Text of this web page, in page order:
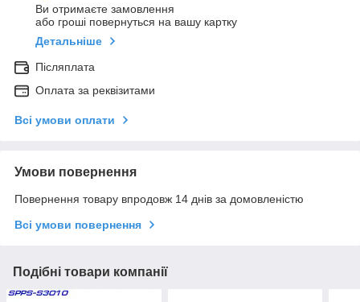
Ви отримаєте замовлення
або гроші повернуться на вашу картку
Детальніше
Післяплата
Оплата за реквізитами
Всі умови оплати
Умови повернення
Повернення товару впродовж 14 днів за домовленістю
Всі умови повернення
Подібні товари компанії